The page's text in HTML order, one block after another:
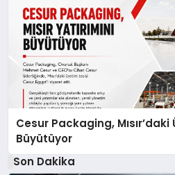
Cesur Packaging,
Büyütüyor
Son Dakika